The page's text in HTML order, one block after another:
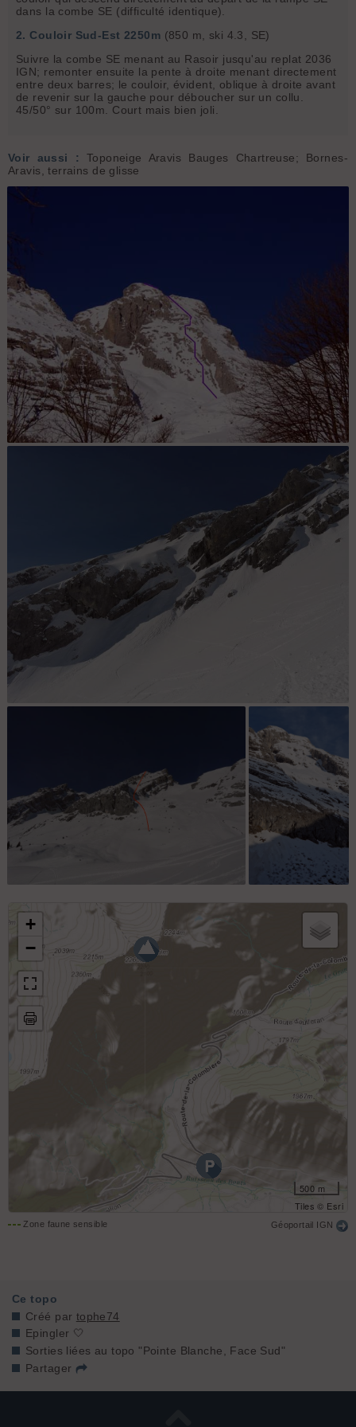
dans la combe SE (difficulté identique).
2. Couloir Sud-Est 2250m (850 m, ski 4.3, SE)
Suivre la combe SE menant au Rasoir jusqu'au replat 2036
IGN; remonter ensuite la pente à droite menant directement
entre deux barres; le couloir, évident, oblique à droite avant
de revenir sur la gauche pour déboucher sur un collu.
45/50° sur 100m. Court mais bien joli.
Voir aussi : Toponeige Aravis Bauges Chartreuse; Bornes-
Aravis, terrains de glisse
Versant SE de Pte Blanche
La face Sud bien
janvier 2024
+
−
500 m
Tiles © Esri
Zone faune sensible Géoportail IGN
Ce topo
Créé par tophe74
Epingler 🤍
Sorties liées au topo "Pointe Blanche, Face Sud"
Partager